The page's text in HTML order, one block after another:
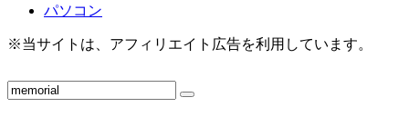
パソコン
※当サイトは、アフィリエイト広告を利用しています。